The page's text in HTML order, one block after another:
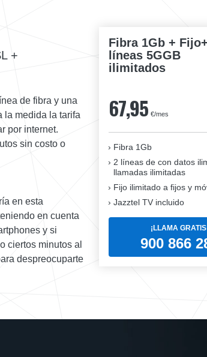
Fibra 1Gb +
líneas 5GGB
ilimitados
67,95 €/mes
Fibra 1Gb
2 líneas de con datos
llamadas ilimitadas
Fijo ilimitado a fijos y
Jazztel TV incluido
¡LLAMA
900 866
+
de fibra y una
la medida la tarifa
por internet.
sin costo o
en esta
en cuenta
y si
ciertos minutos al
despreocuparte